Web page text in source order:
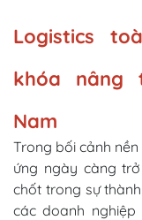
Logistics
khóa nâng
Nam
Trong bối cảnh
ứng ngày càng
chốt trong sự
các doanh